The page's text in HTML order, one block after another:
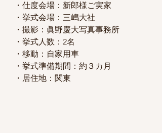
・仕度会場：新郎様ご実家
・挙式会場：三嶋大社
・撮影：眞野慶大写真事務所
・挙式人数：2名
・移動：自家用車
・挙式準備期間：約３カ月
・居住地：関東